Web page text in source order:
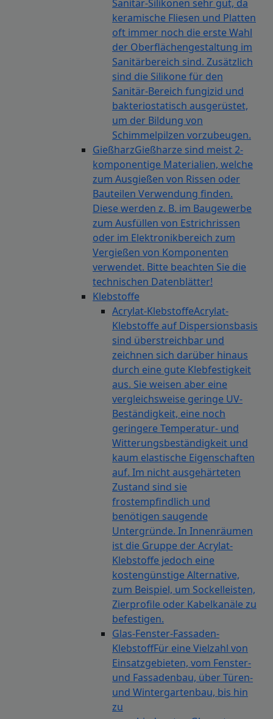
Sanitär-Silikonen sehr gut, da
keramische Fliesen und Platten
oft immer noch die erste Wahl
der Oberflächengestaltung im
Sanitärbereich sind. Zusätzlich
sind die Silikone für den
Sanitär-Bereich fungizid und
bakteriostatisch ausgerüstet,
um der Bildung von
Schimmelpilzen vorzubeugen.
GießharzGießharze sind meist 2-
komponentige Materialien, welche
zum Ausgießen von Rissen oder
Bauteilen Verwendung finden.
Diese werden z. B. im Baugewerbe
zum Ausfüllen von Estrichrissen
oder im Elektronikbereich zum
Vergießen von Komponenten
verwendet. Bitte beachten Sie die
technischen Datenblätter!
Klebstoffe
Acrylat-KlebstoffeAcrylat-
Klebstoffe auf Dispersionsbasis
sind überstreichbar und
zeichnen sich darüber hinaus
durch eine gute Klebfestigkeit
aus. Sie weisen aber eine
vergleichsweise geringe UV-
Beständigkeit, eine noch
geringere Temperatur- und
Witterungsbeständigkeit und
kaum elastische Eigenschaften
auf. Im nicht ausgehärteten
Zustand sind sie
frostempfindlich und
benötigen saugende
Untergründe. In Innenräumen
ist die Gruppe der Acrylat-
Klebstoffe jedoch eine
kostengünstige Alternative,
zum Beispiel, um Sockelleisten,
Zierprofile oder Kabelkanäle zu
befestigen.
Glas-Fenster-Fassaden-
KlebstoffFür eine Vielzahl von
Einsatzgebieten, vom Fenster-
und Fassadenbau, über Türen-
und Wintergartenbau, bis hin
zu